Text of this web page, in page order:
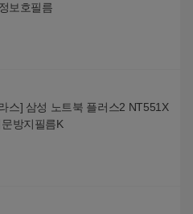
보호필름
스] 삼성 노트북 플러스2 NT551X
방지필름K